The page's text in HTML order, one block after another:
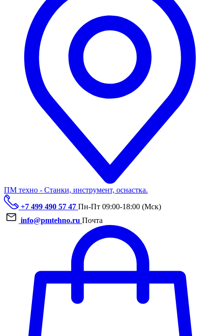
ПМ техно - Станки, инструмент, оснастка.
+7 499 490 57 47 Пн-Пт 09:00-18:00 (Мск)
info@pmtehno.ru Почта